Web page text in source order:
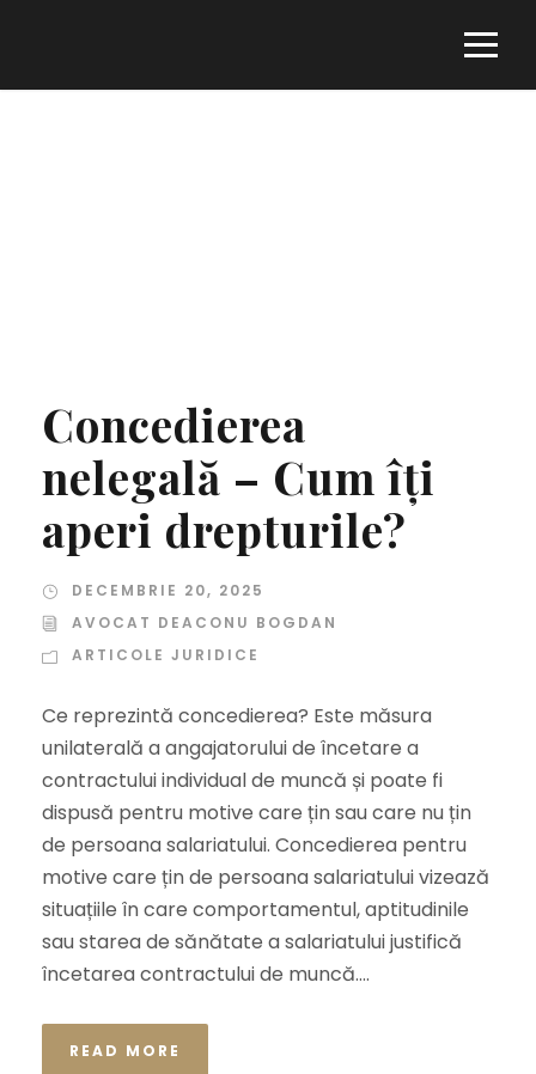
Concedierea
nelegală – Cum îți
aperi drepturile?
DECEMBRIE 20, 2025
AVOCAT DEACONU BOGDAN
ARTICOLE JURIDICE
Ce reprezintă concedierea? Este măsura
unilaterală a angajatorului de încetare a
contractului individual de muncă și poate fi
dispusă pentru motive care țin sau care nu țin
de persoana salariatului. Concedierea pentru
motive care țin de persoana salariatului vizează
situațiile în care comportamentul, aptitudinile
sau starea de sănătate a salariatului justifică
încetarea contractului de muncă....
READ MORE